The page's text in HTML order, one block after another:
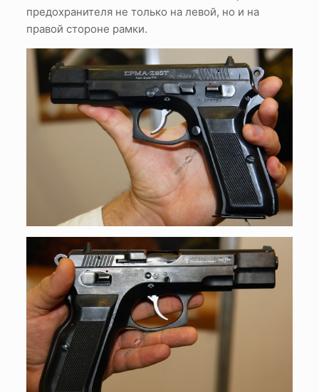
предохранителя не только на левой, но и на
правой стороне рамки.